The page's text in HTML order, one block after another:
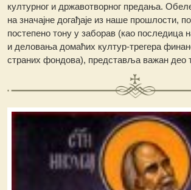
културног и државотворног предања.
на значајне догађаје из наше прошлости,
постепено тону у заборав (као последица
и деловања домаћих култур-трегера
страних фондова), представља важан део